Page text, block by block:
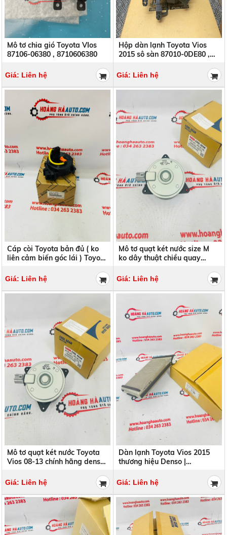
Mô tơ chia gió Toyota VIos
87106-06380 , 8710606380
Giá: Liên hệ
Hộp dàn lạnh Toyota Vios
2015 sô sàn 87010-0DE80 ,
Giá: Liên hệ
Cáp còi Toyota bản đủ ( ko
liên cảm biến góc lái ) Toyota
hãng | 84307-0K100 ,
843070K100 , 84307-0D170 ,
843070D170 , ,843070D180 ,
Giá: Liên hệ
Mô tơ quạt két nước size M
ko dây thuật chiều quay
2570 , 1680002570
Giá: Liên hệ
Mô tơ quạt két nước Toyota
Vios 08-13 chính hãng denso
Giá: Liên hệ
Dàn lạnh Toyota Vios 2015
thương hiệu Denso |
TG44761054213D
Giá: Liên hệ